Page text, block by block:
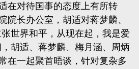
在对待国事的态度上有所转
院长办公室，胡适对蒋梦麟、
世界和平，从现在起，我是爱
胡适、蒋梦麟、梅月涵、周炳
在一起聚首晤谈，针对复杂多